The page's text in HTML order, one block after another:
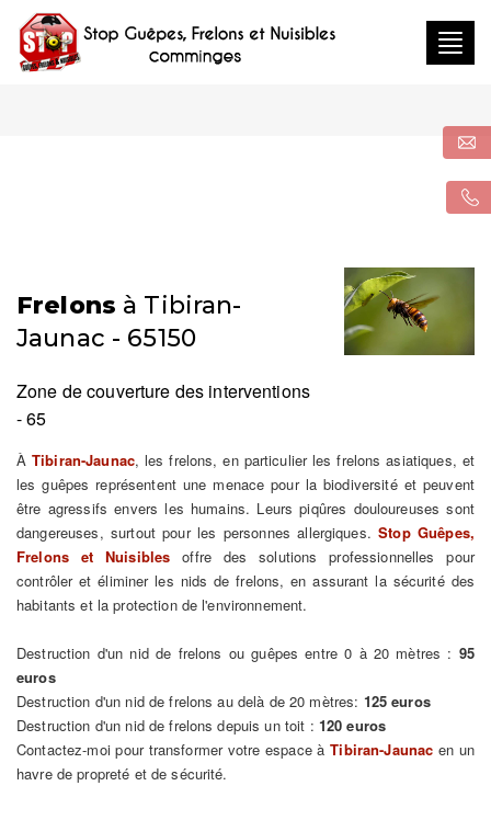
Frelons à Tibiran-
Jaunac - 65150
Zone de couverture des interventions
- 65
ÀTibiran-Jaunac, les frelons, en particulier les frelons asiatiques, et
les guêpes représentent une menace pour la biodiversité et peuvent
être agressifs envers les humains. Leurs piqûres douloureuses sont
dangereuses, surtout pour les personnes allergiques.Stop Guêpes,
Frelons et Nuisibles offre des solutions professionnelles pour
contrôler et éliminer les nids de frelons, en assurant la sécurité des
habitants et la protection de l'environnement.
Destruction d'un nid de frelons ou guêpes entre 0 à 20 mètres : 95
euros
Destruction d'un nid de frelons au delà de 20 mètres: 125 euros
Destruction d'un nid de frelons depuis un toit : 120 euros
Contactez-moi pour transformer votre espace àTibiran-Jaunac en un
havre de propreté et de sécurité.